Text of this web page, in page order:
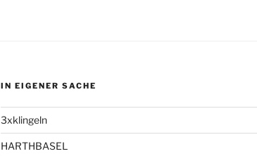
IN EIGENER SACHE
3xklingeln
HARTHBASEL